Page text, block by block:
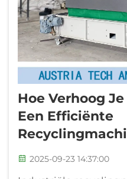
Hoe Verhoog
Een Efficiënte
2025-09-23 14:37:00